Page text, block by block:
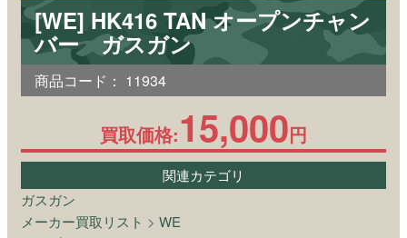
[WE] HK416 TAN オープンチャン
バー ガスガン
商品コード： 11934
買取価格:15,000円
関連カテゴリ
ガスガン
メーカー買取リスト > WE